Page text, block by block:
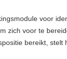
voor
zich voor te
bereikt,